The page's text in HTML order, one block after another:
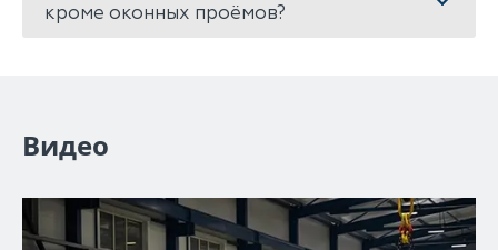
кроме оконных проёмов?
Видео